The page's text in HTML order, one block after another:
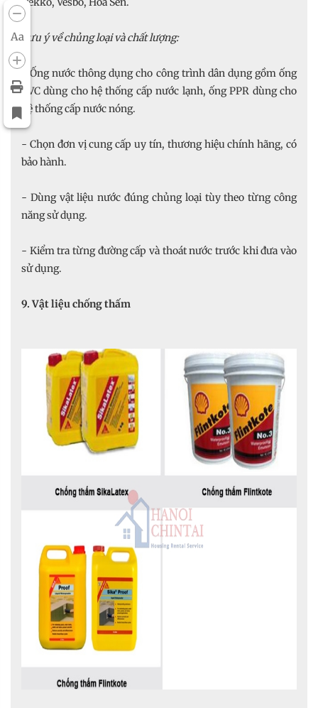
AaLưu ý về chủng loại và chất lượng:
- Ống nước thông dụng cho công trình dân dụng gồm ống
PVC dùng cho hệ thống cấp nước lạnh, ống PPR dùng cho
hệ thống cấp nước nóng.
- Chọn đơn vị cung cấp uy tín, thương hiệu chính hãng, có
bảo hành.
- Dùng vật liệu nước đúng chủng loại tùy theo từng công
năng sử dụng.
- Kiểm tra từng đường cấp và thoát nước trước khi đưa vào
sử dụng.
9. Vật liệu chống thấm